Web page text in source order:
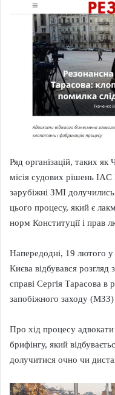
Ряд організацій, таких
місія судових рішень IAC
зарубіжні ЗМІ
цього процесу, який є
норм Конституції і прав
Напередодні, 19 лютого
Києва відбувався розгляд
справі Сергія Тарасова
запобіжного заходу
Про хід процесу
брифінгу, який
долучитися очно чи